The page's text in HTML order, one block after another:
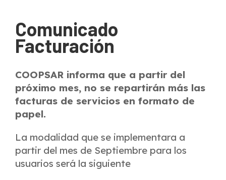
Comunicado
Facturación
COOPSAR informa que a partir del
próximo mes, no se repartirán más las
facturas de servicios en formato de
papel.
La modalidad que se implementara a
partir del mes de Septiembre para los
usuarios será la siguiente